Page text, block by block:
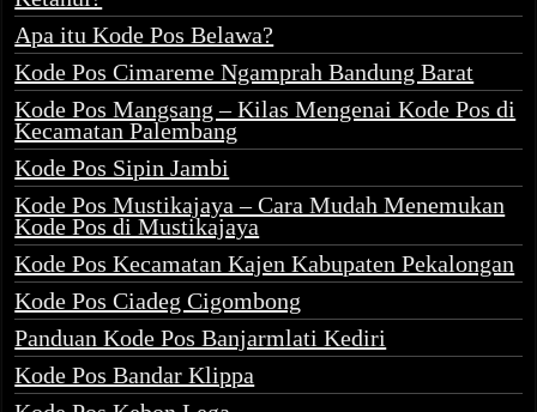
Apa itu Kode Pos Belawa?
Kode Pos Cimareme Ngamprah Bandung Barat
Kode Pos Mangsang – Kilas Mengenai Kode Pos di
Kecamatan Palembang
Kode Pos Sipin Jambi
Kode Pos Mustikajaya – Cara Mudah Menemukan
Kode Pos di Mustikajaya
Kode Pos Kecamatan Kajen Kabupaten Pekalongan
Kode Pos Ciadeg Cigombong
Panduan Kode Pos Banjarmlati Kediri
Kode Pos Bandar Klippa